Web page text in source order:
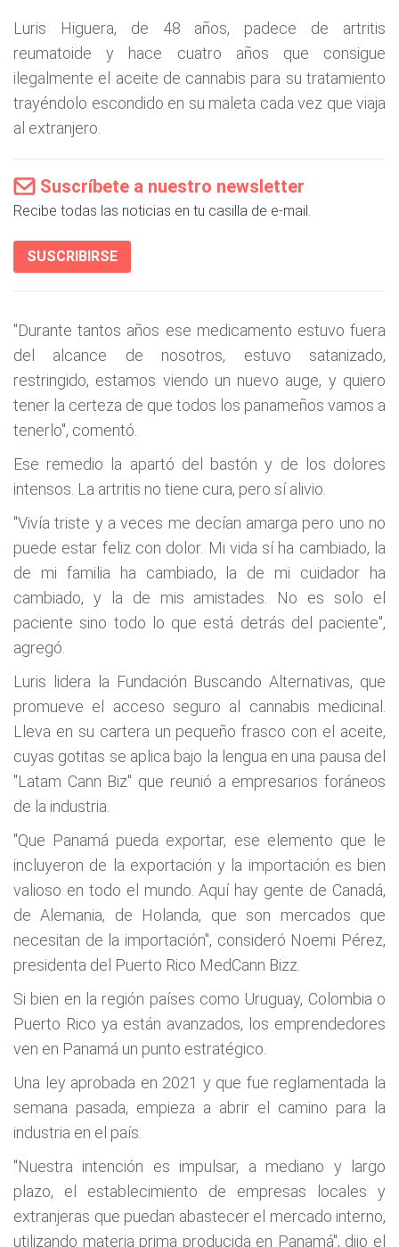
Luris Higuera, de 48 años, padece de artritis
reumatoide y hace cuatro años que consigue
ilegalmente el aceite de cannabis para su tratamiento
trayéndolo escondido en su maleta cada vez que viaja
al extranjero.
Suscríbete a nuestro newsletter
Recibe todas las noticias en tu casilla de e-mail.
SUSCRIBIRSE
"Durante tantos años ese medicamento estuvo fuera
del alcance de nosotros, estuvo satanizado,
restringido, estamos viendo un nuevo auge, y quiero
tener la certeza de que todos los panameños vamos a
tenerlo", comentó.
Ese remedio la apartó del bastón y de los dolores
intensos. La artritis no tiene cura, pero sí alivio.
"Vivía triste y a veces me decían amarga pero uno no
puede estar feliz con dolor. Mi vida sí ha cambiado, la
de mi familia ha cambiado, la de mi cuidador ha
cambiado, y la de mis amistades. No es solo el
paciente sino todo lo que está detrás del paciente",
agregó.
Luris lidera la Fundación Buscando Alternativas, que
promueve el acceso seguro al cannabis medicinal.
Lleva en su cartera un pequeño frasco con el aceite,
cuyas gotitas se aplica bajo la lengua en una pausa del
"Latam Cann Biz" que reunió a empresarios foráneos
de la industria.
"Que Panamá pueda exportar, ese elemento que le
incluyeron de la exportación y la importación es bien
valioso en todo el mundo. Aquí hay gente de Canadá,
de Alemania, de Holanda, que son mercados que
necesitan de la importación", consideró Noemi Pérez,
presidenta del Puerto Rico MedCann Bizz.
Si bien en la región países como Uruguay, Colombia o
Puerto Rico ya están avanzados, los emprendedores
ven en Panamá un punto estratégico.
Una ley aprobada en 2021 y que fue reglamentada la
semana pasada, empieza a abrir el camino para la
industria en el país.
"Nuestra intención es impulsar, a mediano y largo
plazo, el establecimiento de empresas locales y
extranjeras que puedan abastecer el mercado interno,
utilizando materia prima producida en Panamá", dijo el